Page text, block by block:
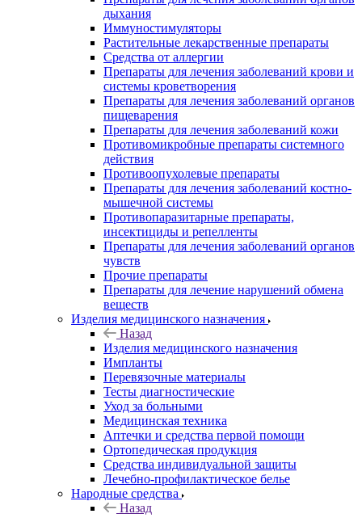
дыхания
Иммуностимуляторы
Растительные лекарственные препараты
Средства от аллергии
Препараты для лечения заболеваний крови и
системы кроветворения
Препараты для лечения заболеваний органов
пищеварения
Препараты для лечения заболеваний кожи
Противомикробные препараты системного
действия
Противоопухолевые препараты
Препараты для лечения заболеваний костно-
мышечной системы
Противопаразитарные препараты,
инсектициды и репелленты
Препараты для лечения заболеваний органов
чувств
Прочие препараты
Препараты для лечение нарушений обмена
веществ
Изделия медицинского назначения
Назад
Изделия медицинского назначения
Импланты
Перевязочные материалы
Тесты диагностические
Уход за больными
Медицинская техника
Аптечки и средства первой помощи
Ортопедическая продукция
Средства индивидуальной защиты
Лечебно-профилактическое белье
Народные средства
Назад